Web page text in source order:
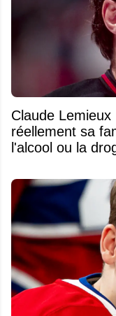
Claude
réellement sa
l'alcool ou la